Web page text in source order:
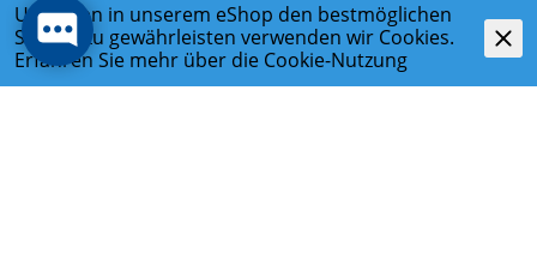
RECHTLICHES
Um Ihnen in unserem eShop den bestmöglichen
Service zu gewährleisten verwenden wir Cookies.
Erfahren Sie mehr über die Cookie-Nutzung